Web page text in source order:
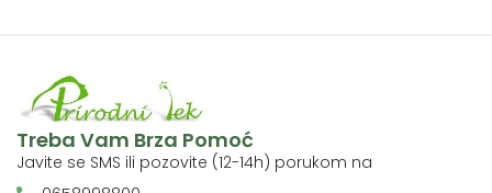
Treba Vam Brza Pomoć
Javite se SMS ili pozovite (12-14h) porukom na